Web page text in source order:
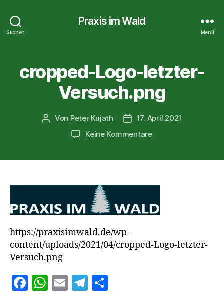
Suchen
Praxis im Wald
Menü
cropped-Logo-letzter-
Versuch.png
Beitragsautor
Von Peter Kujath Veröffentlichungsdatum
17. April 2021
Keine Kommentarezu
https://praxisimwald.de/wp-
content/uploads/2021/04/cropped-Logo-letzter-
Versuch.png
F
W E
T